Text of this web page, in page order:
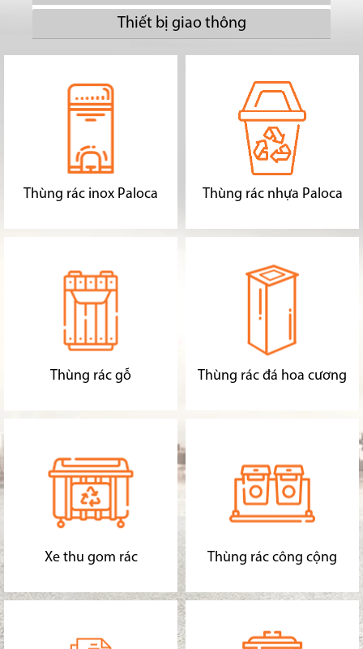
Thiết bị giao thông
Thùng rác inox Paloca Thùng rác nhựa Paloca
Thùng rác gỗ Thùng rác đá hoa cương
Xe thu gom rác Thùng rác công cộng